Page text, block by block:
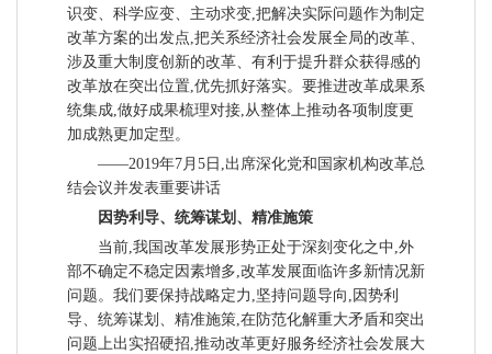
识变、科学应变、主动求变,把解决实际问题作为制定
改革方案的出发点,把关系经济社会发展全局的改革、
涉及重大制度创新的改革、有利于提升群众获得感的
改革放在突出位置,优先抓好落实。要推进改革成果系
统集成,做好成果梳理对接,从整体上推动各项制度更
加成熟更加定型。
——2019年7月5日,出席深化党和国家机构改革总
结会议并发表重要讲话
因势利导、统筹谋划、精准施策
当前,我国改革发展形势正处于深刻变化之中,外
部不确定不稳定因素增多,改革发展面临许多新情况新
问题。我们要保持战略定力,坚持问题导向,因势利
导、统筹谋划、精准施策,在防范化解重大矛盾和突出
问题上出实招硬招,推动改革更好服务经济社会发展大